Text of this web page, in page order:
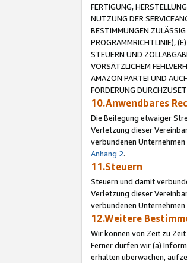
FERTIGUNG,
NUTZUNG DER
BESTIMMUNGEN
PROGRAMMRICHTLINIE),
STEUERN UND
VORSÄTZLICHEM
AMAZON PARTEI UND
FORDERUNG
10.Anwendbares
Die Beilegung etwaiger
Verletzung dieser
verbundenen
Anhang 2.
11.Steuern
Steuern und damit
Verletzung dieser
verbundenen
12.Weitere
Wir können von Zeit zu
Ferner dürfen wir (a)
erhalten überwachen,